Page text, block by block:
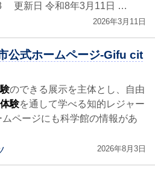
更新日 令和8年3月11日 …
2026年3月11日
公式ホームページ-Gifu cit
のできる展示を主体とし、自由
体験を通して学べる知的レジャー
ページにも科学館の情報があ
2026年8月3日